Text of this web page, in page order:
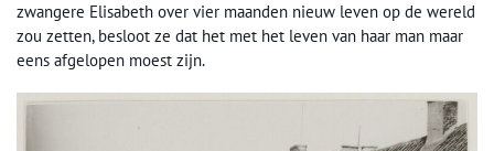
zwangere Elisabeth over vier maanden nieuw leven op de wereld
zou zetten, besloot ze dat het met het leven van haar man maar
eens afgelopen moest zijn.